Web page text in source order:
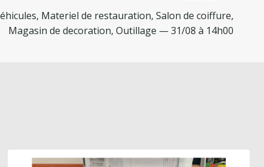
Materiel de restauration, Salon de coiffure,
Magasin de decoration, Outillage — 31/08 à 14h00